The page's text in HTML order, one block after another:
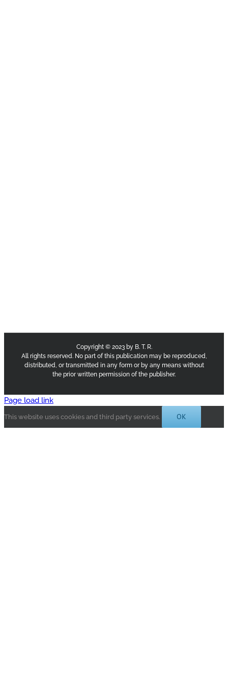
Copyright © 2023 by B. T. R.
All rights reserved. No part of this publication may be reproduced,
distributed, or transmitted in any form or by any means without
the prior written permission of the publisher.
Page load link
This website uses cookies and third party services. OK